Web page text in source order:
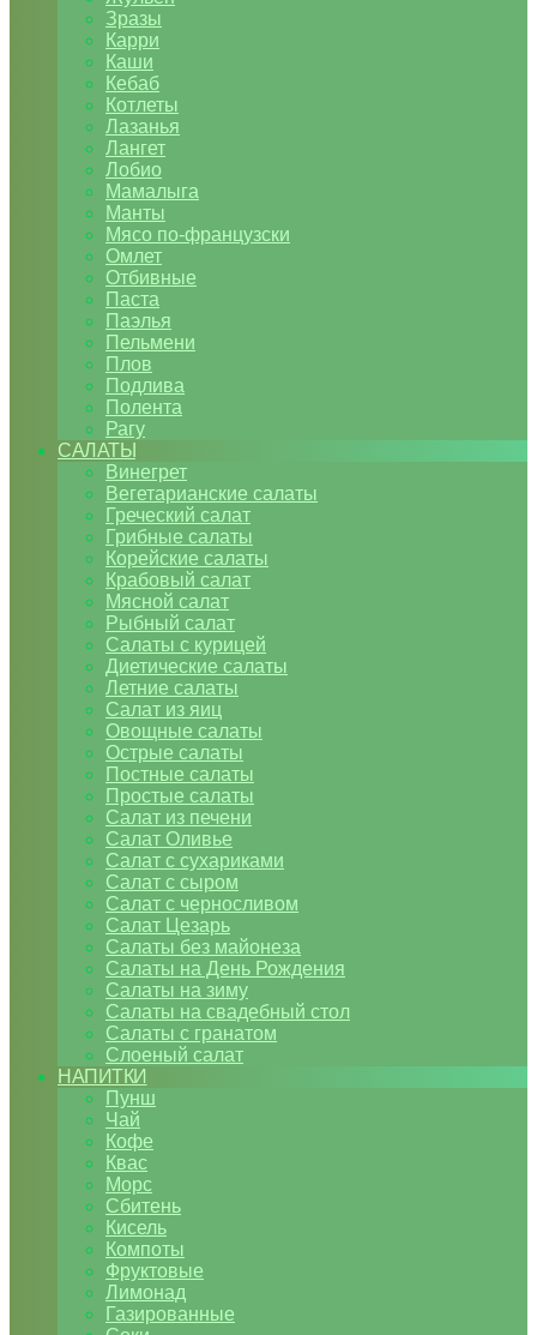
Зразы
Карри
Каши
Кебаб
Котлеты
Лазанья
Лангет
Лобио
Мамалыга
Манты
Мясо по-французски
Омлет
Отбивные
Паста
Паэлья
Пельмени
Плов
Подлива
Полента
Рагу
САЛАТЫ
Винегрет
Вегетарианские салаты
Греческий салат
Грибные салаты
Корейские салаты
Крабовый салат
Мясной салат
Рыбный салат
Салаты с курицей
Диетические салаты
Летние салаты
Салат из яиц
Овощные салаты
Острые салаты
Постные салаты
Простые салаты
Салат из печени
Салат Оливье
Салат с сухариками
Салат с сыром
Салат с черносливом
Салат Цезарь
Салаты без майонеза
Салаты на День Рождения
Салаты на зиму
Салаты на свадебный стол
Салаты с гранатом
Слоеный салат
НАПИТКИ
Пунш
Чай
Кофе
Квас
Морс
Сбитень
Кисель
Компоты
Фруктовые
Лимонад
Газированные